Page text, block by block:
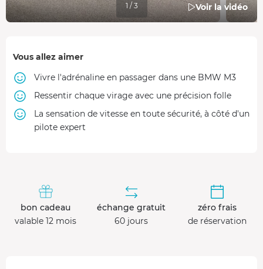
Voir la vidéo
1 / 3
Vous allez aimer
Vivre l'adrénaline en passager dans une BMW M3
Ressentir chaque virage avec une précision folle
La sensation de vitesse en toute sécurité, à côté d'un
pilote expert
bon cadeau
valable 12 mois
échange gratuit
60 jours
zéro frais
de réservation